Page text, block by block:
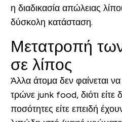
η διαδικασία απώλειας
δύσκολη κατάσταση.
Μετατροπή
σε λίπος
Άλλα άτομα δεν φαίνεται
τρώνε junk food, διότι είτε
ποσότητες είτε επειδή